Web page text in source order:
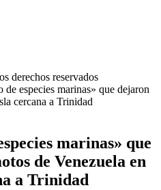
derechos reservados
de especies marinas» que dejaron
cercana a Trinidad
marinas» que
de Venezuela en
a Trinidad